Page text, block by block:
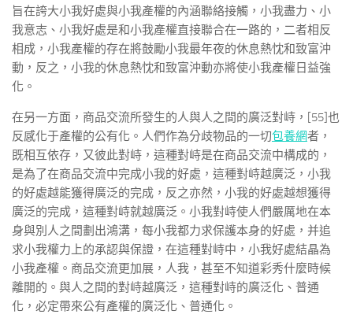
旨在誇大小我好處與小我產權的內涵聯絡接觸，小我盡力、小
我意志、小我好處是和小我產權直接聯合在一路的，二者相反
相成，小我產權的存在將鼓勵小我最年夜的休息熱忱和致富沖
動，反之，小我的休息熱忱和致富沖動亦將使小我產權日益強
化。
在另一方面，商品交流所發生的人與人之間的廣泛對峙，[55]也
反感化于產權的公有化。人們作為分歧物品的一切包養網者，
既相互依存，又彼此對峙，這種對峙是在商品交流中構成的，
是為了在商品交流中完成小我的好處，這種對峙越廣泛，小我
的好處越能獲得廣泛的完成，反之亦然，小我的好處越想獲得
廣泛的完成，這種對峙就越廣泛。小我對峙使人們嚴厲地在本
身與別人之間劃出鴻溝，每小我都力求保護本身的好處，并追
求小我權力上的承認與保證，在這種對峙中，小我好處結晶為
小我產權。商品交流更加展，人我，甚至不知道彩秀什麼時候
離開的。與人之間的對峙越廣泛，這種對峙的廣泛化、普通
化，必定帶來公有產權的廣泛化、普通化。